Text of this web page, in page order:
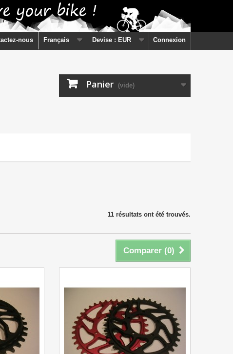
Connexion
Devise : EUR
Français
nous
Panier (vide)
11 résultats ont été trouvés.
Comparer (0)